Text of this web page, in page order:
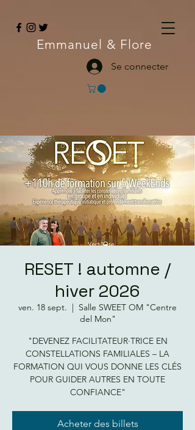
Emmanuel & Flore
Se connecter
RESET ! automne /
hiver 2026
ven. 18 sept.
  |
Salle SWEET OM "Centre
del Mon"
"DEVENEZ FACILITATEUR·TRICE EN
CONSTELLATIONS FAMILIALES – LA
FORMATION QUI VOUS DONNE LES CLÉS
POUR GUIDER AUTRES EN TOUTE
CONFIANCE"
Acheter des billets